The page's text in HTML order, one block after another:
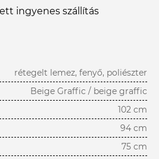
ingyenes szállítás
rétegelt lemez, fenyő, poliészter
Beige Graffic / beige graffic
102 cm
94 cm
75 cm